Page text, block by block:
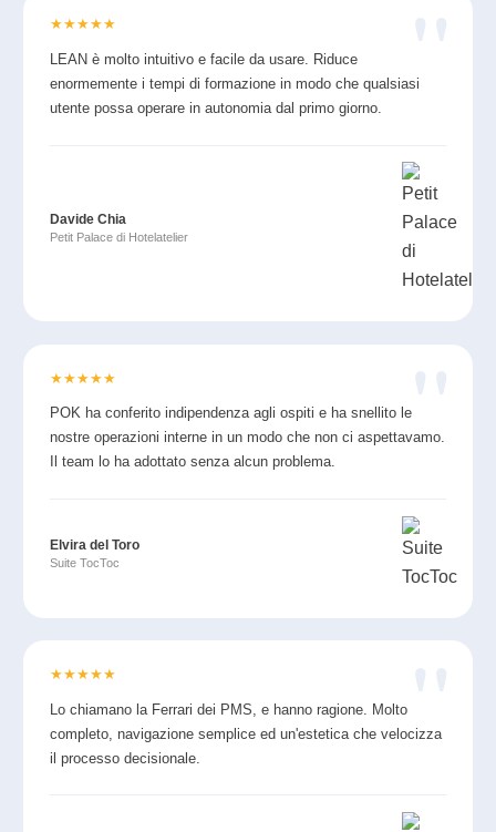
★★★★★
LEAN è molto intuitivo e facile da usare. Riduce
enormemente i tempi di formazione in modo che qualsiasi
utente possa operare in autonomia dal primo giorno.
Davide Chia
Petit Palace di Hotelatelier
★★★★★
POK ha conferito indipendenza agli ospiti e ha snellito le
nostre operazioni interne in un modo che non ci aspettavamo.
Il team lo ha adottato senza alcun problema.
Elvira del Toro
Suite TocToc
★★★★★
Lo chiamano la Ferrari dei PMS, e hanno ragione. Molto
completo, navigazione semplice ed un'estetica che velocizza
il processo decisionale.